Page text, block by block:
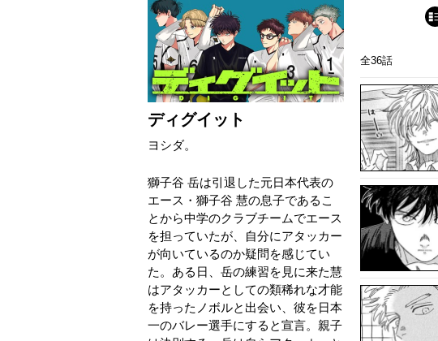
ディグイット
ヨシダ。
獅子谷 岳は引退した元日本代表の
エース・獅子谷 慧の息子であるこ
とから中学のクラブチームでエース
を担っていたが、自分にアタッカー
が向いているのか疑問を感じてい
た。ある日、岳の練習を見に来た慧
はアタッカーとしての類稀れな才能
を持ったノボルと出会い、彼を日本
一のバレー選手にすると宣言。親子
全36話